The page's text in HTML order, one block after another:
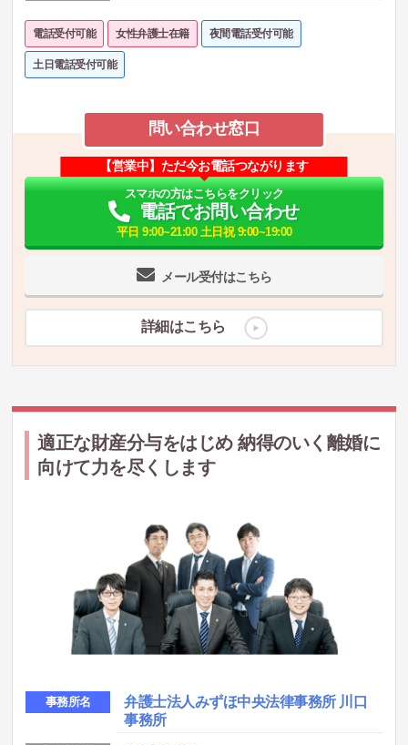
電話受付可能 女性弁護士在籍 夜間電話受付可能
土日電話受付可能
問い合わせ窓口
メール受付はこちら
【営業中】ただ今お電話つながります
スマホの方はこちらをクリック
電話でお問い合わせ
平日 9:00~21:00 土日祝 9:00~19:00
詳細はこちら
適正な財産分与をはじめ 納得のいく離婚に
向けて力を尽くします
事務所名
弁護士法人みずほ中央法律事務所 川口
事務所